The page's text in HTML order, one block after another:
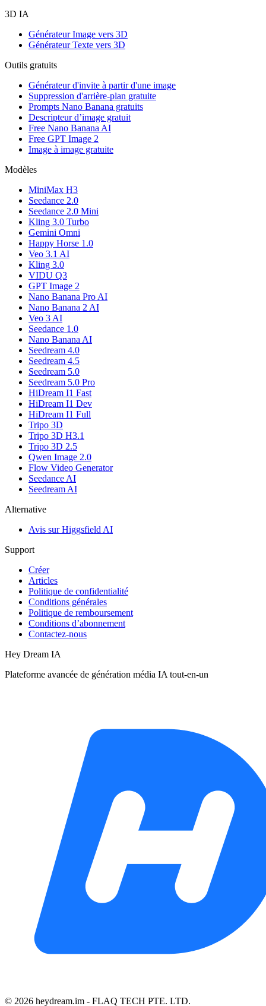
3D IA
Générateur Image vers 3D
Générateur Texte vers 3D
Outils gratuits
Générateur d'invite à partir d'une image
Suppression d'arrière-plan gratuite
Prompts Nano Banana gratuits
Descripteur d’image gratuit
Free Nano Banana AI
Free GPT Image 2
Image à image gratuite
Modèles
MiniMax H3
Seedance 2.0
Seedance 2.0 Mini
Kling 3.0 Turbo
Gemini Omni
Happy Horse 1.0
Veo 3.1 AI
Kling 3.0
VIDU Q3
GPT Image 2
Nano Banana Pro AI
Nano Banana 2 AI
Veo 3 AI
Seedance 1.0
Nano Banana AI
Seedream 4.0
Seedream 4.5
Seedream 5.0
Seedream 5.0 Pro
HiDream I1 Fast
HiDream I1 Dev
HiDream I1 Full
Tripo 3D
Tripo 3D H3.1
Tripo 3D 2.5
Qwen Image 2.0
Flow Video Generator
Seedance AI
Seedream AI
Alternative
Avis sur Higgsfield AI
Support
Créer
Articles
Politique de confidentialité
Conditions générales
Politique de remboursement
Conditions d’abonnement
Contactez-nous
Hey Dream IA
Plateforme avancée de génération média IA tout-en-un
©️ 2026 heydream.im - FLAQ TECH PTE. LTD.